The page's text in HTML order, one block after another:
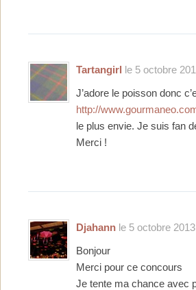
Tartangirl le 5 octobre
J’adore le poisson donc
http://
le plus envie. Je suis fan
Merci !
Djahann le 5 octobre
Bonjour
Merci pour ce concours
Je tente ma chance avec